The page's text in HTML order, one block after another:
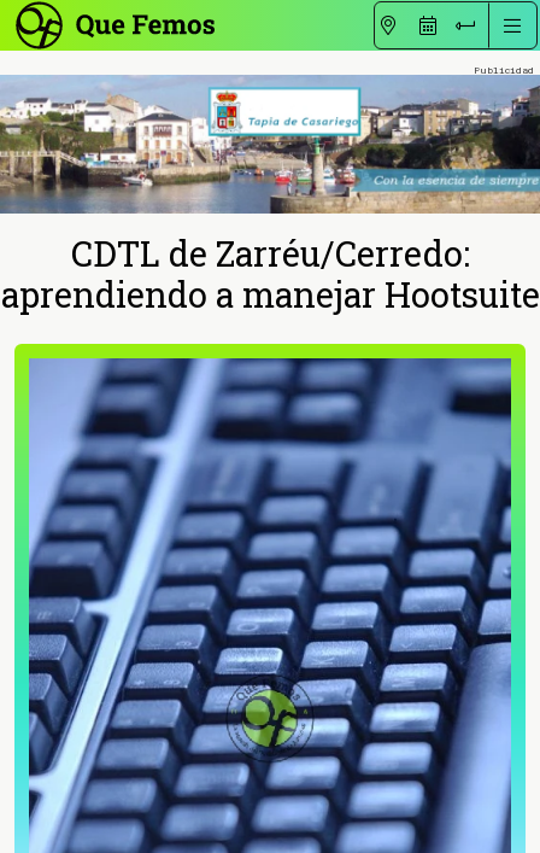
CDTL de Zarréu/Cerredo:
aprendiendo a manejar Hootsuite